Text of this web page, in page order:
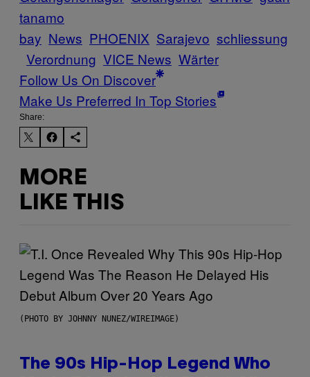
tanamo
bay News PHOENIX Sarajevo schliessung
Verordnung VICE News Wärter
Follow Us On Discover
Make Us Preferred In Top Stories
Share:
MORE
LIKE THIS
(PHOTO BY JOHNNY NUNEZ/WIREIMAGE)
The 90s Hip-Hop Legend Who